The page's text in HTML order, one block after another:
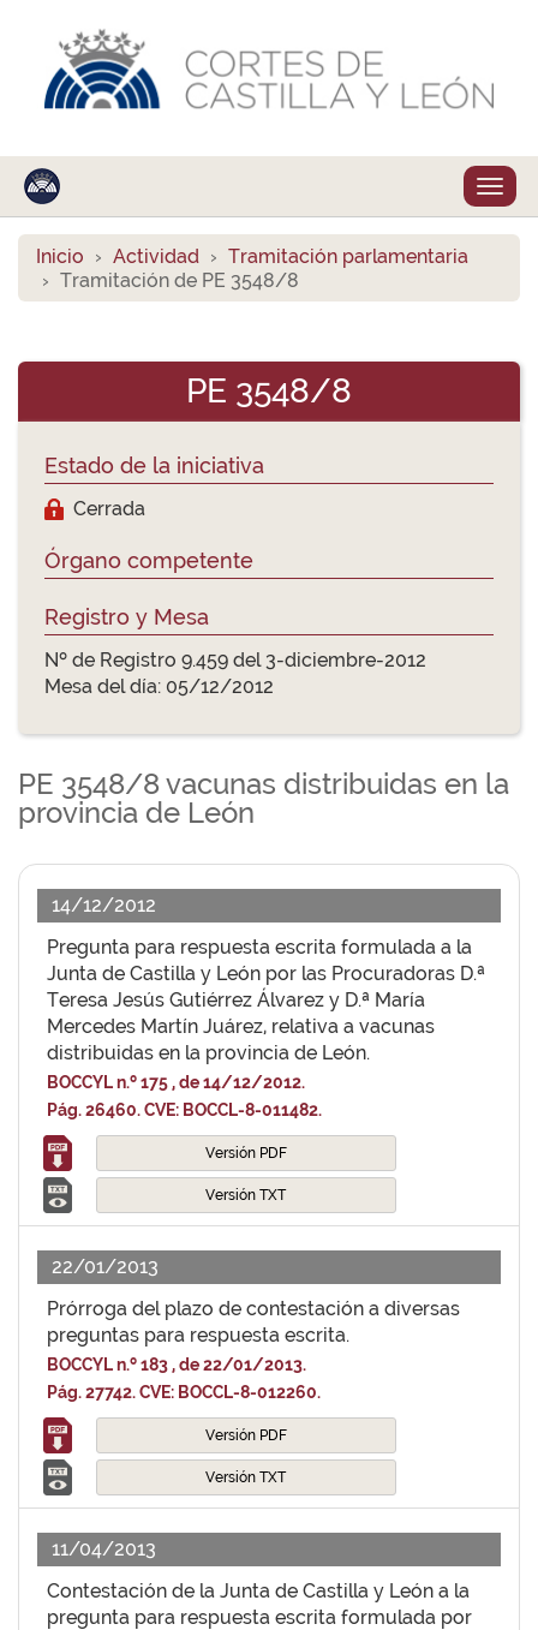
Inicio Actividad
Tramitación parlamentaria
Tramitación de PE 3548/8
PE 3548/8
Estado de la iniciativa
Cerrada
Órgano competente
Registro y Mesa
Nº de Registro 9.459 del 3-diciembre-2012
Mesa del día: 05/12/2012
PE 3548/8 vacunas distribuidas en la
provincia de León
14/12/2012
Pregunta para respuesta escrita formulada a la
Junta de Castilla y León por las Procuradoras D.ª
Teresa Jesús Gutiérrez Álvarez y D.ª María
Mercedes Martín Juárez, relativa a vacunas
distribuidas en la provincia de León.
BOCCYL n.º 175 , de 14/12/2012.
Pág. 26460. CVE: BOCCL-8-011482.
Versión PDF
Versión TXT
22/01/2013
Prórroga del plazo de contestación a diversas
preguntas para respuesta escrita.
BOCCYL n.º 183 , de 22/01/2013.
Pág. 27742. CVE: BOCCL-8-012260.
Versión PDF
Versión TXT
11/04/2013
Contestación de la Junta de Castilla y León a la
pregunta para respuesta escrita formulada por